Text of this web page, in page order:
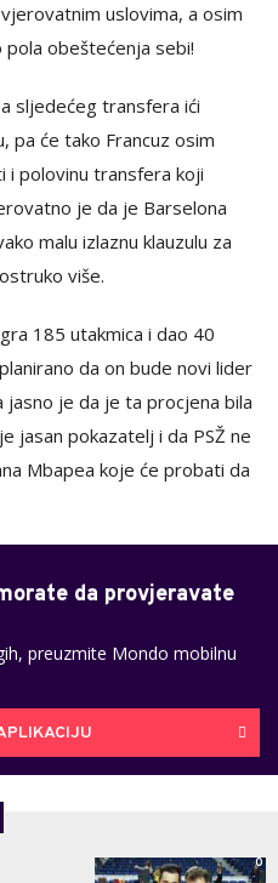
uslovima, a osim
obeštećenja sebi!
sljedećeg transfera ići
pa će tako Francuz osim
i polovinu transfera koji
je da je Barselona
malu izlaznu klauzulu za
više.
185 utakmica i dao 40
da on bude novi lider
jasno je da je ta procjena bila
jasan pokazatelj i da PSŽ ne
Mbapea koje će probati da
da provjeravate
preuzmite Mondo mobilnu
0